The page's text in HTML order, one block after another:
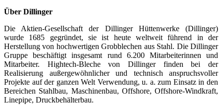
Über Dillinger
Die Aktien-Gesellschaft der Dillinger Hüttenwerke (Dillinger)
wurde 1685 gegründet, sie ist heute weltweit führend in der
Herstellung von hochwertigen Grobblechen aus Stahl. Die Dillinger
Gruppe beschäftigt insgesamt rund 6.200 Mitarbeiterinnen und
Mitarbeiter. Hightech-Bleche von Dillinger finden bei der
Realisierung außergewöhnlicher und technisch anspruchsvoller
Projekte auf der ganzen Welt Verwendung, u. a. zum Einsatz in den
Bereichen Stahlbau, Maschinenbau, Offshore, Offshore-Windkraft,
Linepipe, Druckbehälterbau.